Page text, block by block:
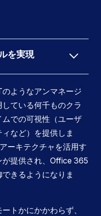
を実現
ようなアンマネージ
ている何千ものクラ
での可視性（ユーザ
など）を提供しま
ーキテクチャを活用す
が提供され、Office 365
きるようになりま
トかにかかわらず、